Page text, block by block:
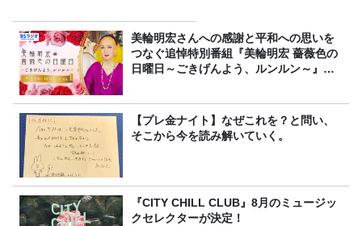
美輪明宏さんへの感謝と平和への思いを
つなぐ追悼特別番組『美輪明宏 薔薇色の
日曜日～ごきげんよう、ルンルン～』
【プレ金ナイト】なぜこれを？と問い、
そこから今を読み解いていく。
『CITY CHILL CLUB』8月のミュージッ
クセレクターが決定！